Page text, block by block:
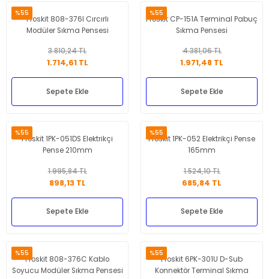
%55
Proskit 808-376I Cırcırlı
Modüler Sıkma Pensesi
3.810,24 TL
1.714,61 TL
Sepete Ekle
%55
Proskit CP-151A Terminal Pabuç
Sıkma Pensesi
4.381,06 TL
1.971,48 TL
Sepete Ekle
%55
Proskit 1PK-051DS Elektrikçi
Pense 210mm
1.995,84 TL
898,13 TL
Sepete Ekle
%55
Proskit 1PK-052 Elektrikçi Pense
165mm
1.524,10 TL
685,84 TL
Sepete Ekle
%55
Proskit 808-376C Kablo
Soyucu Modüler Sıkma Pensesi
%55
Proskit 6PK-301U D-Sub
Konnektör Terminal Sıkma